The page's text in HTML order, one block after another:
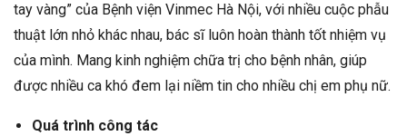
tay vàng” của Bệnh viện Vinmec Hà Nội, với nhiều cuộc phẫu
thuật lớn nhỏ khác nhau, bác sĩ luôn hoàn thành tốt nhiệm vụ
của mình. Mang kinh nghiệm chữa trị cho bệnh nhân, giúp
được nhiều ca khó đem lại niềm tin cho nhiều chị em phụ nữ.
Quá trình công tác